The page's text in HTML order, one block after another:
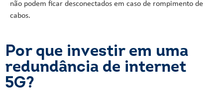
não podem ficar desconectados em caso de rompimento de
cabos.
Por que investir em uma
redundância de internet
5G?